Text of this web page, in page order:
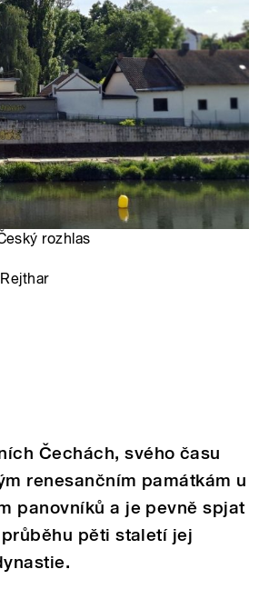
rozhlas
Čechách, svého času
renesančním památkám u
panovníků a je pevně spjat
pěti staletí jej